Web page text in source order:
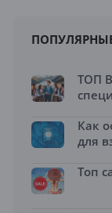
ТОП
Как
для
Топ